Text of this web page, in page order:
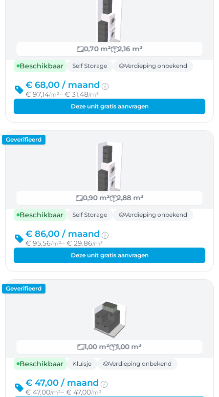
0,70 m²
2,16 m³
Beschikbaar
Self Storage Verdieping onbekend
€ 68,00 / maand
€ 97,14/m²– € 31,48/m³
Deze unit gratis aanvragen
Geverifieerd
0,90 m²
2,88 m³
Beschikbaar
Self Storage Verdieping onbekend
€ 86,00 / maand
€ 95,56/m²– € 29,86/m³
Deze unit gratis aanvragen
Geverifieerd
1,00 m²
1,00 m³
Beschikbaar
Kluisje Verdieping onbekend
€ 47,00 / maand
€ 47,00/m²– € 47,00/m³